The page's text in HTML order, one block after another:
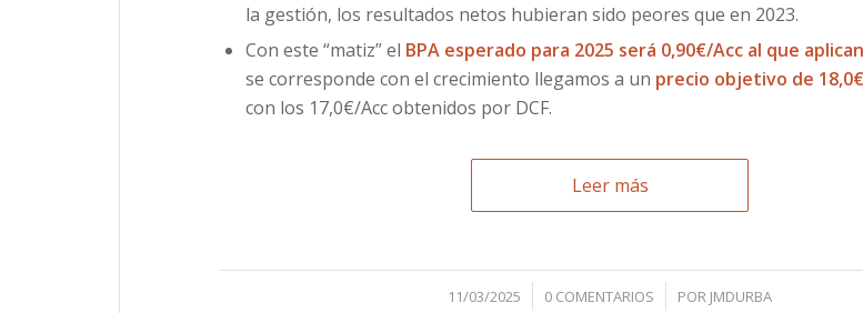
la gestión, los resultados netos hubieran sido peores que en 2023.
Con este “matiz” el BPA esperado para 2025 será 0,90€/Acc al que
se corresponde con el crecimiento llegamos a un precio objetivo de
con los 17,0€/Acc obtenidos por DCF.
Leer más
11/03/2025
/ 0 COMENTARIOS
/ POR JMDURBA